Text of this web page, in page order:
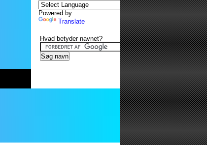
Powered by
Translate
Hvad betyder navnet?